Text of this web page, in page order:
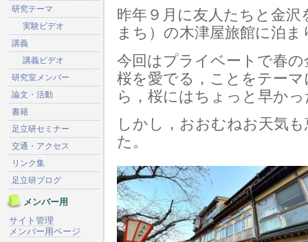
昨年９月に友人たちと金
まち）の木津屋旅館に泊
今回はプライベートで春
桜を愛でる，ことをテー
ら，桜にはちょっと早か
しかし，おおむねお天気
た。
研究テーマ
実験ビデオ
講義
講義ビデオ
研究室メンバー
論文・活動
書籍
足立研セミナー
交通・アクセス
リンク集
足立研ブログ
メンバー用
サイト管理
メンバー用ページ